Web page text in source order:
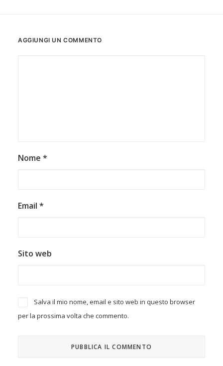
AGGIUNGI UN COMMENTO
Nome *
Email *
Sito web
Salva il mio nome, email e sito web in questo browser
per la prossima volta che commento.